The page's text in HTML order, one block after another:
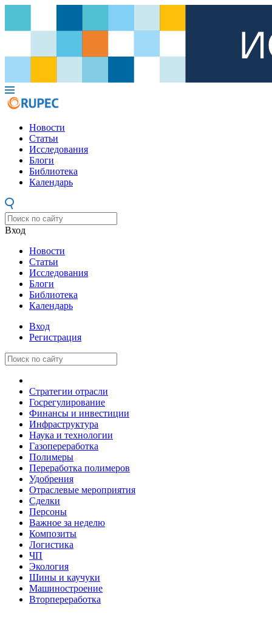
Новости
Статьи
Исследования
Блоги
Библиотека
Календарь
Вход
Новости
Статьи
Исследования
Блоги
Библиотека
Календарь
Вход
Регистрация
Стратегии отрасли
Госрегулирование
Финансы и инвестиции
Инфраструктура
Наука и технологии
Газопереработка
Полимеры
Переработка полимеров
Удобрения
Отраслевые мероприятия
Сделки
Персоны
Важное за неделю
Композиты
Логистика
ЧП
Экология
Шины и каучуки
Машиностроение
Вторпереработка